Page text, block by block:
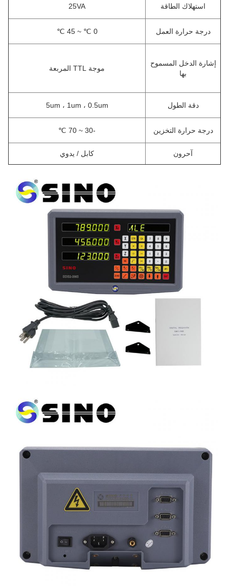
استهلاك الطاقة 25VA
درجة حرارة العمل 0 ℃ ~ 45 ℃
إشارة الدخل المسموح
بها
موجة TTL المربعة
دقة الطول 5um ، 1um ، 0.5um
درجة حرارة التخزين -30 ~ 70 ℃
آحرون كابل / يدوي